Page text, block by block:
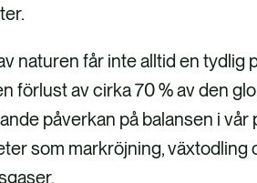
naturen får inte alltid en tydlig
förlust av cirka 70 % av den
påverkan på balansen i
som markröjning, växtodling